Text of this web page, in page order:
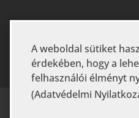
A weboldal sütiket
érdekében, hogy a
felhasználói élményt
(Adatvédelmi